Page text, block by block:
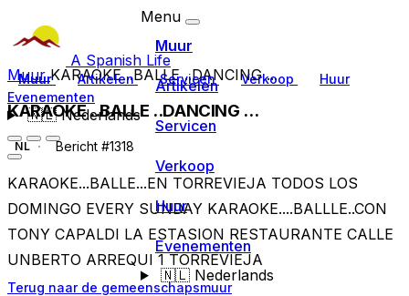
A Spanish Life
Muur Artikelen Servicen Verkoop
Huur
Evenementen
🇳🇱Nederlands
Menu
Muur
Artikelen
Servicen
Verkoop
Huur
Evenementen
🇳🇱Nederlands
MuurKARAOKE ..BALLE ..DANCING ...
KARAOKE ..BALLE ..DANCING ...
NL Bericht #1318
KARAOKE...BALLE...EN TORREVIEJA TODOS LOS
DOMINGO EVERY SUNDAY KARAOKE....BALLLE..CON
TONY CAPALDI LA ESTASION RESTAURANTE CALLE
UNBERTO ARREQUI 1 TORREVIEJA
Terug naar de gemeenschapsmuur